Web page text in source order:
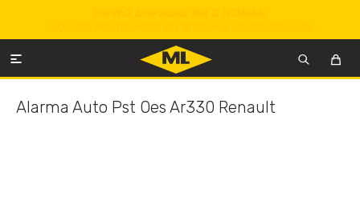

Alarma Auto Pst Oes Ar330 Renault